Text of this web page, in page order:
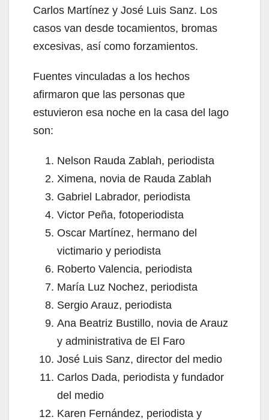
Carlos Martínez y José Luis Sanz. Los
casos van desde tocamientos, bromas
excesivas, así como forzamientos.
Fuentes vinculadas a los hechos
afirmaron que las personas que
estuvieron esa noche en la casa del lago
son:
Nelson Rauda Zablah, periodista
Ximena, novia de Rauda Zablah
Gabriel Labrador, periodista
Victor Peña, fotoperiodista
Oscar Martínez, hermano del
victimario y periodista
Roberto Valencia, periodista
María Luz Nochez, periodista
Sergio Arauz, periodista
Ana Beatriz Bustillo, novia de Arauz
y administrativa de El Faro
José Luis Sanz, director del medio
Carlos Dada, periodista y fundador
del medio
Karen Fernández, periodista y